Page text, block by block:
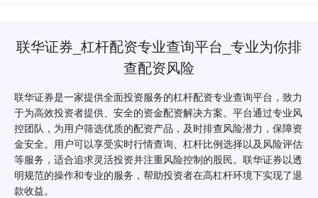
联华证券_杠杆配资专业查询平台_专业为你排
查配资风险
联华证券是一家提供全面投资服务的杠杆配资专业查询平台，致力
于为高效投资者提供、安全的资金配资解决方案。平台通过专业风
控团队，为用户筛选优质的配资产品，及时排查风险潜力，保障资
金安全。用户可以享受实时行情查询、杠杆比例选择以及风险评估
等服务，适合追求灵活投资并注重风险控制的股民。联华证券以透
明规范的操作和专业的服务，帮助投资者在高杠杆环境下实现了退
款收益。